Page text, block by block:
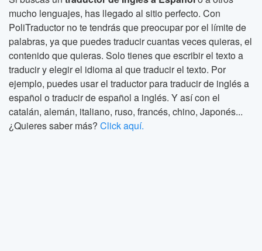
mucho lenguajes, has llegado al sitio perfecto. Con
PoliTraductor no te tendrás que preocupar por el límite de
palabras, ya que puedes traducir cuantas veces quieras, el
contenido que quieras. Solo tienes que escribir el texto a
traducir y elegir el idioma al que traducir el texto. Por
ejemplo, puedes usar el traductor para traducir de inglés a
español o traducir de español a inglés. Y así con el
catalán, alemán, italiano, ruso, francés, chino, Japonés...
¿Quieres saber más? Click aquí.